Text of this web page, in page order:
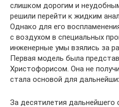
слишком дорогим и
решили перейти к жидким
Однако для его
с воздухом в специальных
инженерные умы взялись за
Первая модель была
Христофорисом. Она не
стала основой для
За десятилетия дальнейшего